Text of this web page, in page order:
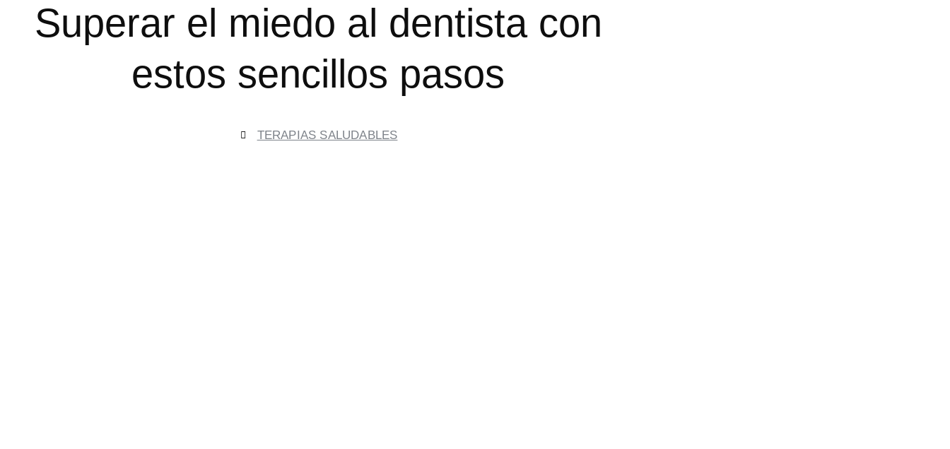
Superar el miedo al dentista con
estos sencillos pasos
TERAPIAS SALUDABLES